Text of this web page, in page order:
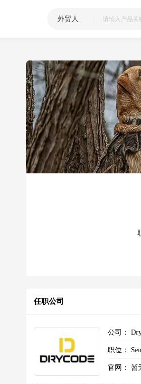
外贸人
任职公司
公司：
职位：
官网： 暂